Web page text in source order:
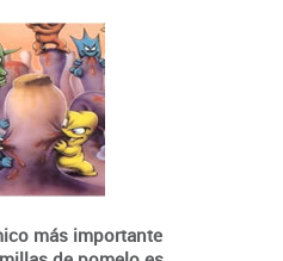
más importante